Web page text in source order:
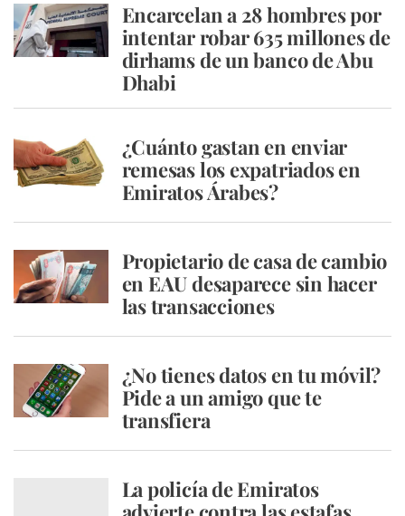
Encarcelan a 28 hombres por
intentar robar 635 millones de
dirhams de un banco de Abu
Dhabi
¿Cuánto gastan en enviar
remesas los expatriados en
Emiratos Árabes?
Propietario de casa de cambio
en EAU desaparece sin hacer
las transacciones
¿No tienes datos en tu móvil?
Pide a un amigo que te
transfiera
La policía de Emiratos